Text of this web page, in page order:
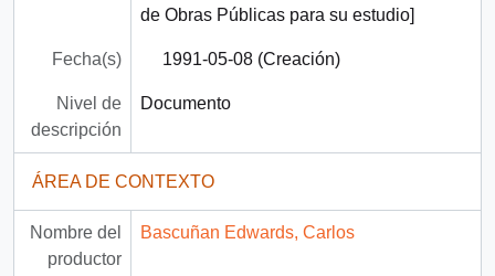
de Obras Públicas para su estudio]
Fecha(s) 1991-05-08 (Creación)
Nivel de
descripción
Documento
ÁREA DE CONTEXTO
Nombre del
productor
Bascuñan Edwards, Carlos